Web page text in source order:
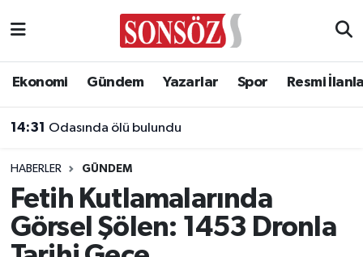
Ekonomi Gündem Yazarlar Spor Resmi
14:31 Odasında ölü bulundu
HABERLER GÜNDEM
Fetih Kutlamalarında
Görsel Şölen: 1453 Dronla
Asayiş
Biyografi
Çevre
Ankara Nöbetçi Eczaneler
Ankara Trafik Yoğunluk Haritası
Süper Lig Puan Durumu ve Fikstür